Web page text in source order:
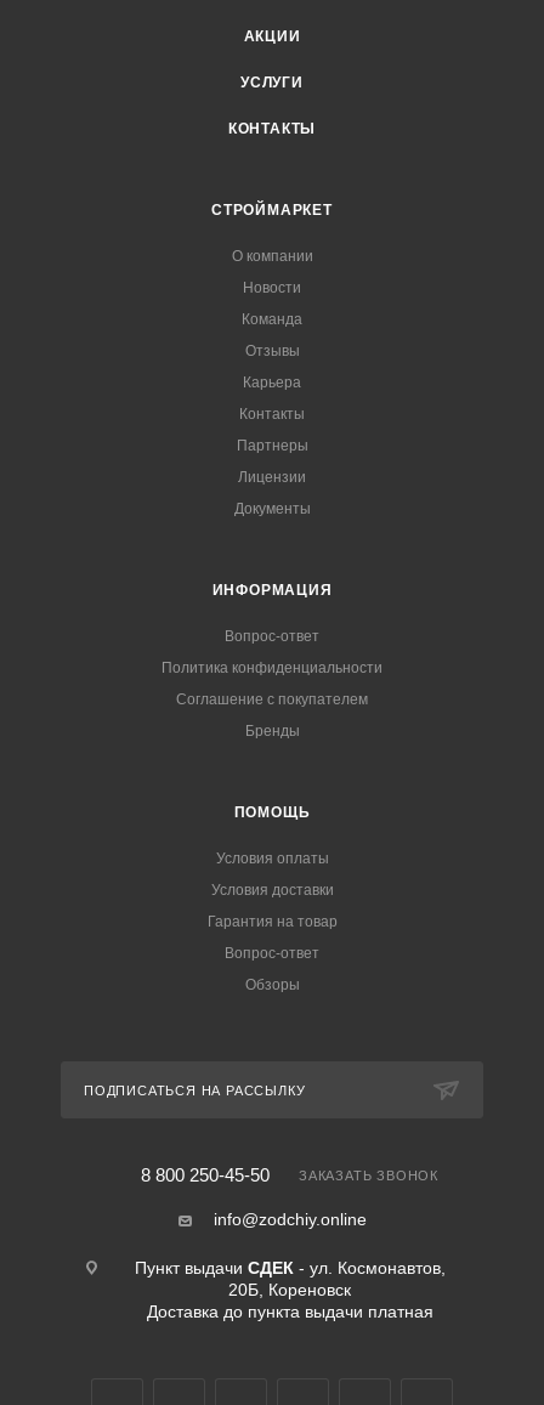
АКЦИИ
УСЛУГИ
КОНТАКТЫ
СТРОЙМАРКЕТ
О компании
Новости
Команда
Отзывы
Карьера
Контакты
Партнеры
Лицензии
Документы
ИНФОРМАЦИЯ
Вопрос-ответ
Политика конфиденциальности
Соглашение с покупателем
Бренды
ПОМОЩЬ
Условия оплаты
Условия доставки
Гарантия на товар
Вопрос-ответ
Обзоры
ПОДПИСАТЬСЯ НА РАССЫЛКУ
8 800 250-45-50 ЗАКАЗАТЬ ЗВОНОК
info@zodchiy.online
Пункт выдачи СДЕК - ул. Космонавтов,
20Б, Кореновск
Доставка до пункта выдачи платная